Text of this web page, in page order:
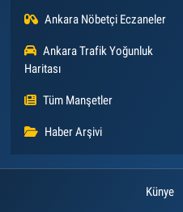
Ankara Nöbetçi Eczaneler
Ankara Trafik Yoğunluk
Haritası
Tüm Manşetler
Haber Arşivi
Künye